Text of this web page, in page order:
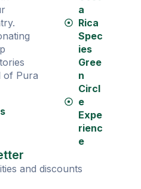
of Pura
a
Rica
Spec
ies
Gree
n
Circl
e
Expe
rienc
e
and discounts